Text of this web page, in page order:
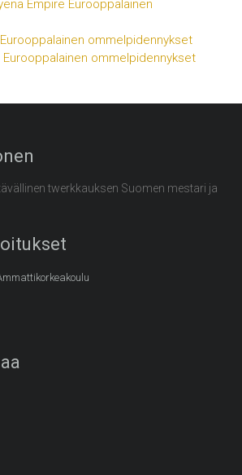
Empire Eurooppalainen
ommelpidennykset
Eurooppalainen ommelpidennykset
twerkkauksen Suomen mestari ja